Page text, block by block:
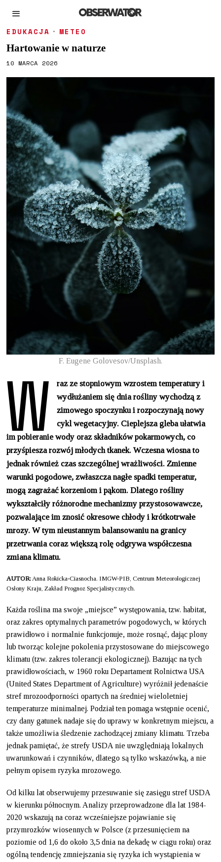
EDUKACJA · METEO
Hartowanie w naturze
10 MARCA 2026
F. Eugene Golovesov/Unsplash.
W
raz ze stopniowym wzrostem temperatury i
wydłużaniem się dnia rośliny wychodzą z
zimowego spoczynku i rozpoczynają nowy
cykl wegetacyjny. Cieplejsza gleba ułatwia
im pobieranie wody oraz składników pokarmowych, co
przyśpiesza rozwój młodych tkanek. Wczesna wiosna to
jednak również czas szczególnej wrażliwości. Zmienne
warunki pogodowe, zwłaszcza nagłe spadki temperatur,
mogą zagrażać korzeniom i pąkom. Dlatego rośliny
wykształciły różnorodne mechanizmy przystosowawcze,
pozwalające im znosić okresowe chłody i krótkotrwałe
mrozy. W tym nieustannym balansowaniu na granicy
przetrwania coraz większą rolę odgrywa współczesna
zmiana klimatu.
AUTOR:Anna Rokicka-Ciasnocha. IMGW-PIB, Centrum Meteorologicznej
Osłony Kraju, Zakład Prognoz Specjalistycznych.
Każda roślina ma swoje „miejsce” występowania, tzw. habitat,
oraz zakres optymalnych parametrów pogodowych, w których
prawidłowo i normalnie funkcjonuje, może rosnąć, dając plony
lub tworząc kolejne pokolenia przystosowane do miejscowego
klimatu (tzw. zakres tolerancji ekologicznej). Bazując na tych
prawidłowościach, w 1960 roku Departament Rolnictwa USA
(United States Department of Agriculture) wyróżnił jedenaście
stref mrozoodporności opartych na średniej wieloletniej
temperaturze minimalnej. Podział ten pomaga wstępnie ocenić,
czy dany gatunek nadaje się do uprawy w konkretnym miejscu, a
także umożliwia śledzenie zachodzącej zmiany klimatu. Trzeba
jednak pamiętać, że strefy USDA nie uwzględniają lokalnych
uwarunkowań i czynników, dlatego są tylko wskazówką, a nie
pełnym opisem ryzyka mrozowego.
Od kilku lat obserwujemy przesuwanie się zasięgu stref USDA
w kierunku północnym. Analizy przeprowadzone dla lat 1984-
2020 wskazują na coraz wcześniejsze pojawianie się
przymrozków wiosennych w Polsce (z przesunięciem na
poziomie od 1,6 do około 3,5 dnia na dekadę w ciągu roku) oraz
ogólną tendencję zmniejszania się ryzyka ich wystąpienia w